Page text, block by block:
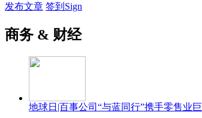
发布文章 签到Sign
商务 & 财经
地球日|百事公司“与蓝同行”携手零售业巨